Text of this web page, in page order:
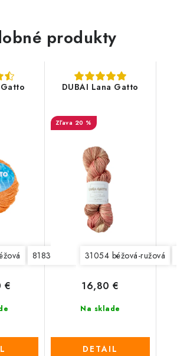
produkty
8183 biela 8188 nočná modrá
€
DUBAI Lana Gatto
20 %
31054 béžová-ružová
Na sklade
16,80 €
DETAIL